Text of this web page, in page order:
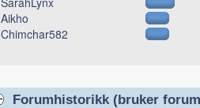
Aikho
Chimchar582
Forumhistorikk (bruker